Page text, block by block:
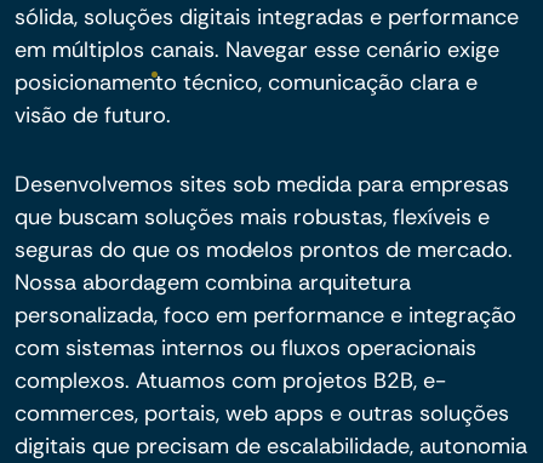
sólida, soluções digitais integradas e performance
em múltiplos canais. Navegar esse cenário exige
posicionamento técnico, comunicação clara e
visão de futuro.
Desenvolvemos sites sob medida para empresas
que buscam soluções mais robustas, flexíveis e
seguras do que os modelos prontos de mercado.
Nossa abordagem combina arquitetura
personalizada, foco em performance e integração
com sistemas internos ou fluxos operacionais
complexos. Atuamos com projetos B2B, e-
commerces, portais, web apps e outras soluções
digitais que precisam de escalabilidade, autonomia